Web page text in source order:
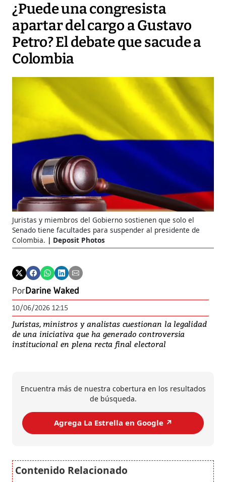
¿Puede una congresista
apartar del cargo a Gustavo
Petro? El debate que sacude a
Colombia
Juristas y miembros del Gobierno sostienen que solo el
Senado tiene facultades para suspender al presidente de
Colombia.
Deposit Photos
PorDarine Waked
10/06/2026 12:15
Juristas, ministros y analistas cuestionan la legalidad
de una iniciativa que ha generado controversia
institucional en plena recta final electoral
Encuentra más de nuestra cobertura en los resultados
de búsqueda.
Agrega La Estrella en Google ↗️